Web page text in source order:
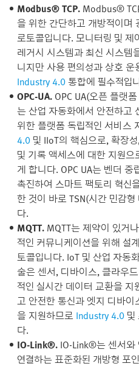
Modbus® TCP. Modbus®
을 위한 간단하고 개방적이며
로토콜입니다. 모니터링 및
레거시 시스템과 최신 시스템
니지만 사용 편의성과 상호 운
Industry 4.0통합에 필수적입
OPC-UA. OPC UA(오픈 플랫
는 산업 자동화에서 안전하고
위한 플랫폼 독립적인 서비스
4.0 및 IIoT의 핵심으로, 확장
및 기록 액세스에 대한 지원
게 합니다. OPC UA는 벤더
촉진하여 스마트 팩토리 혁신
한 것이 바로 TSN(시간 민감
다.
MQTT. MQTT는 제약이 있거
적인 커뮤니케이션을 위해 설
토콜입니다. IoT 및 산업 자동
술은 센서, 디바이스, 클라우
적인 실시간 데이터 교환을
고 안전한 통신과 엣지 디바
을 지원하므로 Industry 4.0 및
다.
IO-Link®. IO-Link®는 센서와
연결하는 표준화된 개방형 포